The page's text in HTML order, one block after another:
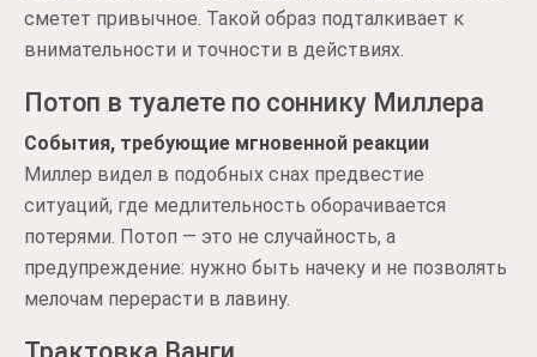
сметет привычное. Такой образ подталкивает к
внимательности и точности в действиях.
Потоп в туалете по соннику Миллера
События, требующие мгновенной реакции
Миллер видел в подобных снах предвестие
ситуаций, где медлительность оборачивается
потерями. Потоп — это не случайность, а
предупреждение: нужно быть начеку и не позволять
мелочам перерасти в лавину.